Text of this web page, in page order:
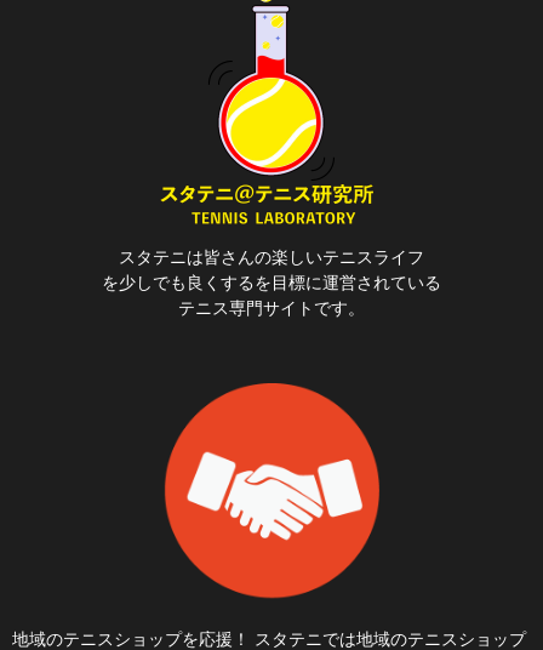
スタテニは皆さんの楽しいテニスライフ
を少しでも良くするを目標に運営されている
テニス専門サイトです。
地域のテニスショップを応援！ スタテニでは地域のテニスショップ